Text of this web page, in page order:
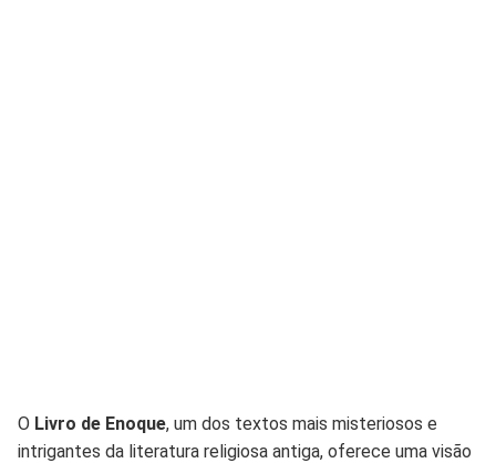
O Livro de Enoque, um dos textos mais misteriosos e
intrigantes da literatura religiosa antiga, oferece uma visão